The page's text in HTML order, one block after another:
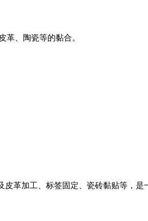
、陶瓷等的黏合。
加工、标签固定、瓷砖黏贴等，是